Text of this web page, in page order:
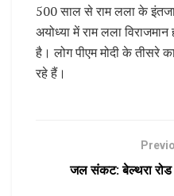
500 साल से राम लला के
अयोध्या में राम लला
है। लोग पीएम मोदी के तीसरे
रहे हैं।
जल संकट: बेल्थरा